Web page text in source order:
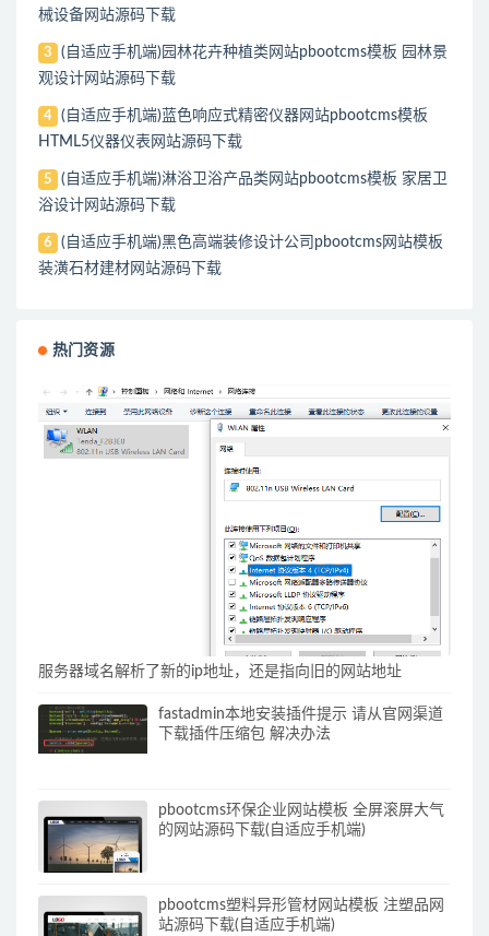
械设备网站源码下载
3
(自适应手机端)园林花卉种植类网站pbootcms模板 园林景
观设计网站源码下载
4
(自适应手机端)蓝色响应式精密仪器网站pbootcms模板
HTML5仪器仪表网站源码下载
5
(自适应手机端)淋浴卫浴产品类网站pbootcms模板 家居卫
浴设计网站源码下载
6
(自适应手机端)黑色高端装修设计公司pbootcms网站模板
装潢石材建材网站源码下载
热门资源
服务器域名解析了新的ip地址，还是指向旧的网站地址
fastadmin本地安装插件提示 请从官网渠道
下载插件压缩包 解决办法
pbootcms环保企业网站模板 全屏滚屏大气
的网站源码下载(自适应手机端)
pbootcms塑料异形管材网站模板 注塑品网
站源码下载(自适应手机端)